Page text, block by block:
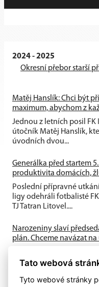
2024 - 2025
Okresní přebor starší
Matěj Hanslík: Chci být
maximum, abychom z
Jednou z letních posil FK
útočník Matěj Hanslík,
úvodních dvou...
Generálka před startem
produktivita domácích,
Poslední přípravné
ligy odehráli fotbalisté
TJ Tatran Litovel....
Narozeniny slaví
plán. Chceme navázat
výsledky. A-tým obsadil
Tato webová
Tyto webové stránky